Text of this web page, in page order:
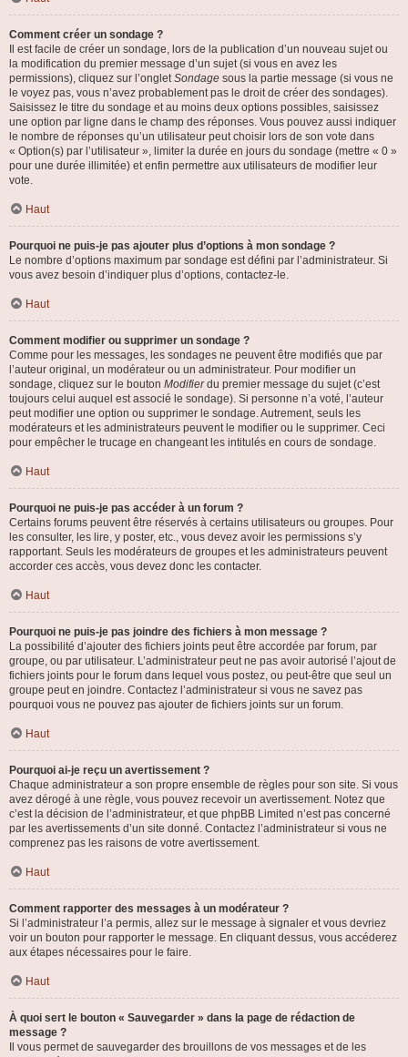
Comment créer un sondage ?
Il est facile de créer un sondage, lors de la publication d’un nouveau sujet ou
la modification du premier message d’un sujet (si vous en avez les
permissions), cliquez sur l’ongletSondage sous la partie message (si vous ne
le voyez pas, vous n’avez probablement pas le droit de créer des sondages).
Saisissez le titre du sondage et au moins deux options possibles, saisissez
une option par ligne dans le champ des réponses. Vous pouvez aussi indiquer
le nombre de réponses qu’un utilisateur peut choisir lors de son vote dans
« Option(s) par l’utilisateur », limiter la durée en jours du sondage (mettre « 0 »
pour une durée illimitée) et enfin permettre aux utilisateurs de modifier leur
vote.
Haut
Pourquoi ne puis-je pas ajouter plus d’options à mon sondage ?
Le nombre d’options maximum par sondage est défini par l’administrateur. Si
vous avez besoin d’indiquer plus d’options, contactez-le.
Haut
Comment modifier ou supprimer un sondage ?
Comme pour les messages, les sondages ne peuvent être modifiés que par
l’auteur original, un modérateur ou un administrateur. Pour modifier un
sondage, cliquez sur le bouton Modifierdu premier message du sujet (c’est
toujours celui auquel est associé le sondage). Si personne n’a voté, l’auteur
peut modifier une option ou supprimer le sondage. Autrement, seuls les
modérateurs et les administrateurs peuvent le modifier ou le supprimer. Ceci
pour empêcher le trucage en changeant les intitulés en cours de sondage.
Haut
Pourquoi ne puis-je pas accéder à un forum ?
Certains forums peuvent être réservés à certains utilisateurs ou groupes. Pour
les consulter, les lire, y poster, etc., vous devez avoir les permissions s’y
rapportant. Seuls les modérateurs de groupes et les administrateurs peuvent
accorder ces accès, vous devez donc les contacter.
Haut
Pourquoi ne puis-je pas joindre des fichiers à mon message ?
La possibilité d’ajouter des fichiers joints peut être accordée par forum, par
groupe, ou par utilisateur. L’administrateur peut ne pas avoir autorisé l’ajout de
fichiers joints pour le forum dans lequel vous postez, ou peut-être que seul un
groupe peut en joindre. Contactez l’administrateur si vous ne savez pas
pourquoi vous ne pouvez pas ajouter de fichiers joints sur un forum.
Haut
Pourquoi ai-je reçu un avertissement ?
Chaque administrateur a son propre ensemble de règles pour son site. Si vous
avez dérogé à une règle, vous pouvez recevoir un avertissement. Notez que
c’est la décision de l’administrateur, et que phpBB Limited n’est pas concerné
par les avertissements d’un site donné. Contactez l’administrateur si vous ne
comprenez pas les raisons de votre avertissement.
Haut
Comment rapporter des messages à un modérateur ?
Si l’administrateur l’a permis, allez sur le message à signaler et vous devriez
voir un bouton pour rapporter le message. En cliquant dessus, vous accéderez
aux étapes nécessaires pour le faire.
Haut
À quoi sert le bouton « Sauvegarder » dans la page de rédaction de
message ?
Il vous permet de sauvegarder des brouillons de vos messages et de les